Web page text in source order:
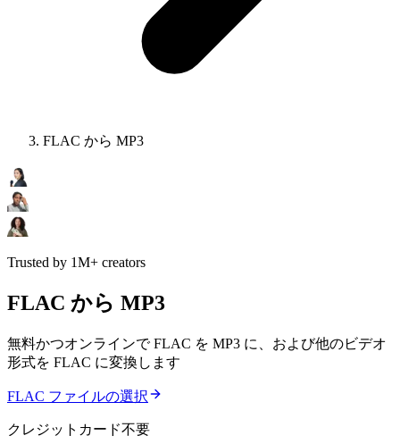
FLAC から MP3
Trusted by 1M+ creators
FLAC から MP3
無料かつオンラインで FLAC を MP3 に、および他のビデオ
形式を FLAC に変換します
FLAC ファイルの選択
クレジットカード不要